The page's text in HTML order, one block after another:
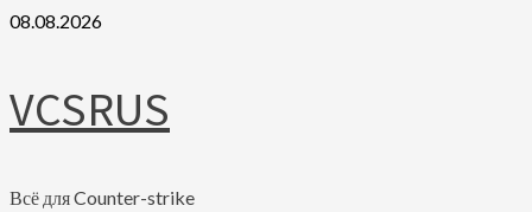
Skip
08.08.2026
VCSRUS
Всё для Counter-strike